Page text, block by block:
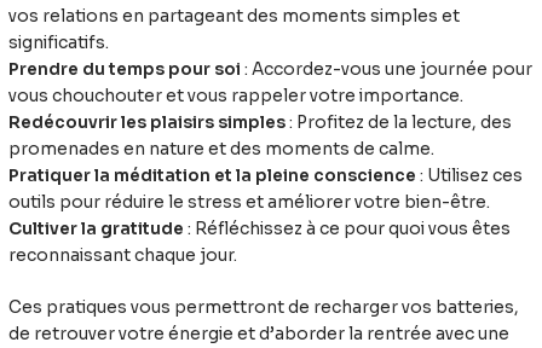
vos relations en partageant des moments simples et
significatifs.
Prendre du temps pour soi : Accordez-vous une journée pour
vous chouchouter et vous rappeler votre importance.
Redécouvrir les plaisirs simples: Profitez de la lecture, des
promenades en nature et des moments de calme.
Pratiquer la méditation et la pleine conscience : Utilisez ces
outils pour réduire le stress et améliorer votre bien-être.
Cultiver la gratitude : Réfléchissez à ce pour quoi vous êtes
reconnaissant chaque jour.
Ces pratiques vous permettront de recharger vos batteries,
de retrouver votre énergie et d’aborder la rentrée avec une